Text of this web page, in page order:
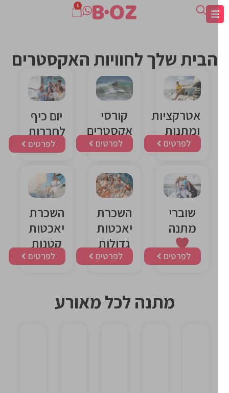
0
הבית שלך לחוויות האקסטרים
אטרקציות
ומתנות
לפרטים
קורסי
אקסטרים
לפרטים
יום כיף
לחברות
לפרטים
שוברי
מתנה
לפרטים
השכרת
יאכטות
גדולות
לפרטים
השכרת
יאכטות
קטנות
לפרטים
מתנה לכל מאורע